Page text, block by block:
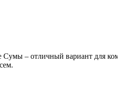
– отличный вариант для